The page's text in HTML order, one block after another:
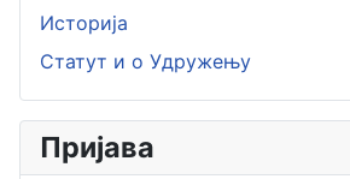
Историја
Статут и о Удружењу
Пријава